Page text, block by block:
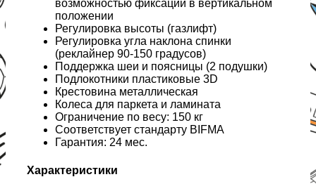
возможностью фиксации в вертикальном
положении
Регулировка высоты (газлифт)
Регулировка угла наклона спинки
(реклайнер 90-150 градусов)
Поддержка шеи и поясницы (2 подушки)
Подлокотники пластиковые 3D
Крестовина металлическая
Колеса для паркета и ламината
Ограничение по весу: 150 кг
Соответствует стандарту BIFMA
Гарантия: 24 мес.
Характеристики